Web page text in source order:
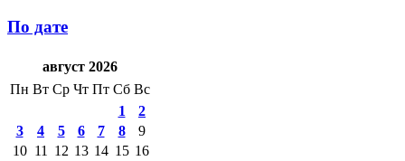
По дате
август 2026
Пн Вт Ср Чт Пт Сб Вс
1
2
3
4 5 6 7 8
9
10 11 12 13 14 15 16